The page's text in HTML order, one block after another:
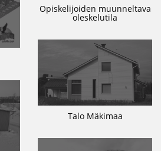
Opiskelijoiden muunneltava
oleskelutila
Talo Mäkimaa